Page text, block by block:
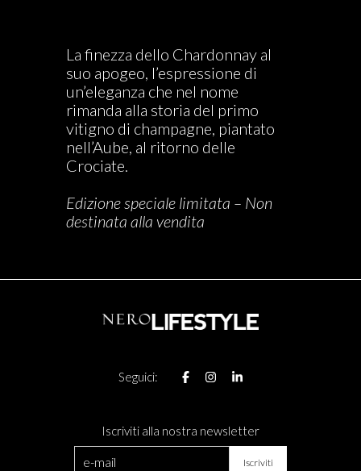
EVENTI
PARTNER
CHARITY
CHAMPAGNE
NEWS
La finezza dello Chardonnay al
suo apogeo, l’espressione di
un’eleganza che nel nome
rimanda alla storia del primo
vitigno di champagne, piantato
nell’Aube, al ritorno delle
Crociate.
Edizione speciale limitata – Non
destinata alla vendita
Seguici:
Iscriviti alla nostra newsletter